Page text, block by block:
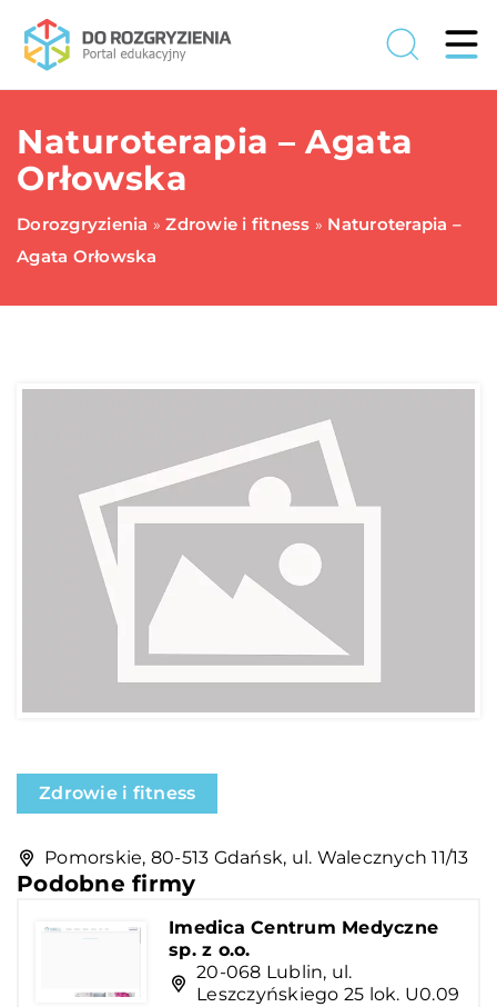
Naturoterapia – Agata
Orłowska
Dorozgryzienia »Zdrowie i fitness » Naturoterapia –
Agata Orłowska
Zdrowie i fitness
Pomorskie, 80-513 Gdańsk, ul. Walecznych 11/13
Podobne firmy
Imedica Centrum Medyczne
sp. z o.o.
20-068 Lublin, ul.
Leszczyńskiego 25 lok. U0.09